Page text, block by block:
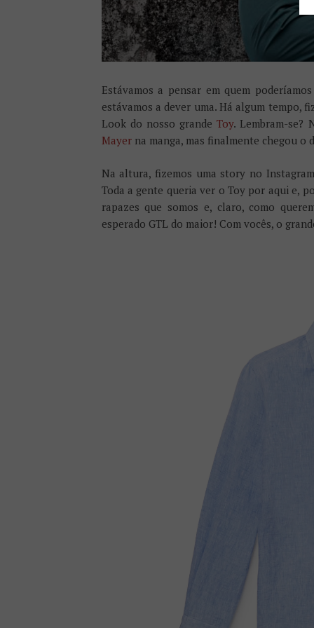
Estávamos a pensar em quem
estávamos a dever uma. Há algum tempo,
Look do nosso grandeToy. Lembram-se?
Mayerna manga, mas finalmente chegou o
Na altura, fizemos uma story no
Toda a gente queria ver o Toy por aqui e,
rapazes que somos e, claro, como
esperado GTL do maior! Com vocês, o